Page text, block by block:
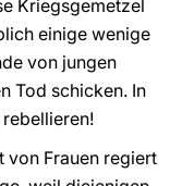
Kriegsgemetzel
einige wenige
von jungen
Tod schicken. In
von Frauen regiert